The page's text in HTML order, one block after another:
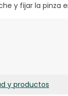
y fijar la pinza
metal y
y productos